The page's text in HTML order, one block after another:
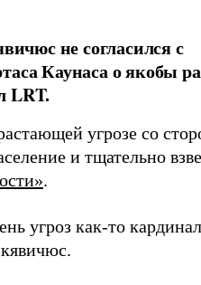
не согласился с
Каунаса о якобы
LRT.
угрозе со
и тщательно
.
угроз как-то